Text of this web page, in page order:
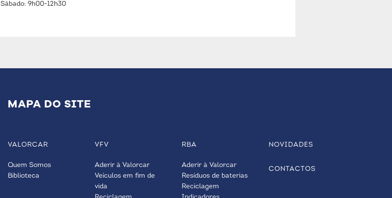
Sábado: 9h00-12h30
MAPA DO SITE
VALORCAR
Quem Somos
Biblioteca
VFV
Aderir à Valorcar
Veículos em fim de
vida
RBA
Aderir à Valorcar
Resíduos de baterias
Reciclagem
NOVIDADES
CONTACTOS